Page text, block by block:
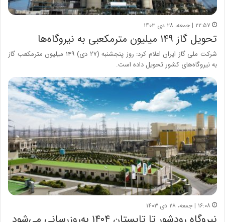
۲۲:۵۷ | جمعه، ۲۸ دی ۱۴۰۳
تحویل گاز ۱۴۹ میلیون مترمکعبی به نیروگاه‌ها
شرکت ملی گاز ایران اعلام کرد: روز پنجشنبه (۲۷ دی) ۱۴۹ میلیون مترمکعب گاز
به نیروگاه‌های کشور تحویل داده است.
۱۶:۰۸ | جمعه، ۲۸ دی ۱۴۰۳